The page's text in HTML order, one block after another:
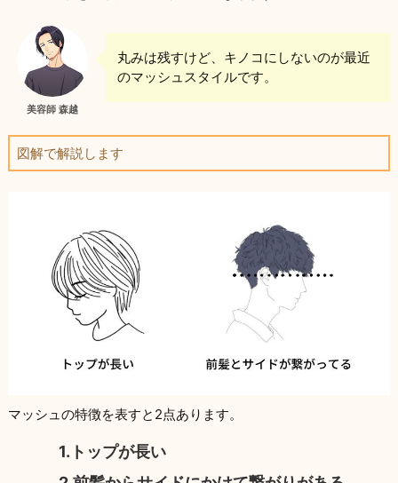
美容師 森越
丸みは残すけど、キノコにしないのが最近
のマッシュスタイルです。
図解で解説します
マッシュの特徴を表すと2点あります。
1.トップが長い